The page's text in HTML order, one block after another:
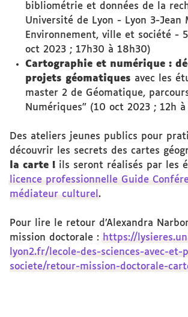
bibliométrie et données de la
Université de Lyon - Lyon 3-Jean
Environnement, ville et société -
oct 2023 ; 17h30 à 18h30)
Cartographie et numérique :
projets géomatiques avec les
master 2 de Géomatique,
Numériques" (10 oct 2023 ; 12h à
Des ateliers jeunes publics pour
découvrir les secrets des cartes
la carte ! ils seront réalisés par les
licence professionnelle Guide
médiateur culturel .
Pour lire le retour d’Alexandra
mission doctorale : https://
lyon2.fr/lecole-des-sciences-avec-et-
societe/retour-mission-doctorale-